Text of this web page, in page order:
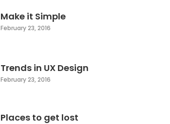
Make it Simple
February 23, 2016
Trends in UX Design
February 23, 2016
Places to get lost